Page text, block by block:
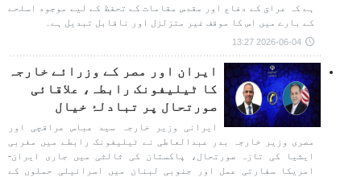
ہے کہ عراق کے دفاع اور مقدس مقامات کے تحفظ کے لیے موجود اسلحے
کے بارے میں اس کا موقف غیر متزلزل اور ناقابل تبدیل ہے۔
2026-06-04 13:27
ایران اور مصر کے وزرائے خارجہ
کا ٹیلیفونک رابطہ، علاقائی
صورتحال پر تبادلۂ خیال
ایرانی وزیر خارجہ سید عباس عراقچی اور
مصری وزیر خارجہ بدر عبدالعاطی نے ٹیلیفونک رابطے میں مغربی
ایشیا کی تازہ صورتحال، پاکستان کی ثالثی میں جاری ایران-
امریکا سفارتی عمل اور جنوبی لبنان میں اسرائیلی حملوں کے